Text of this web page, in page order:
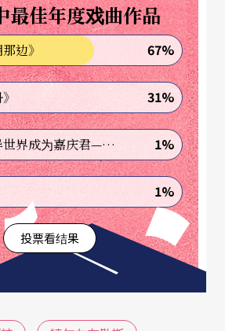
后，执导穆勒的《米蒂亚材料》
安蒂冈妮》、《波斯人》等，
术节的青睐与好评。至今，爱缇
洲巡回演出的场次早已过千。今
划将与中国传统戏剧演员合作，
奥运会，特别制作《奥瑞斯提
待。
的重要桥梁
，特尔左布勒斯对古希腊戏剧的
推动，更是不遗余力，例如在德
「希腊戏剧国际盛会（Greek D
最佳年度戏曲作品
边》 67%
31%
《转生到异世界成为嘉庆君—发现我的祖先是诈骗集团!?》 1%
1%
投票看结果